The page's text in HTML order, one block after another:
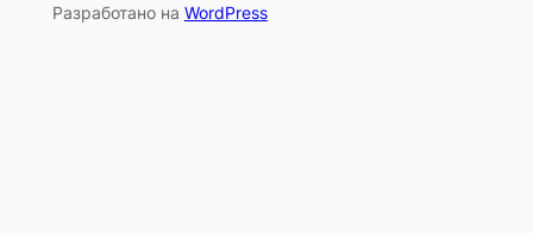
Разработано на WordPress